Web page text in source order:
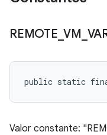
REMOTE _VM
public static final
Valor constante: